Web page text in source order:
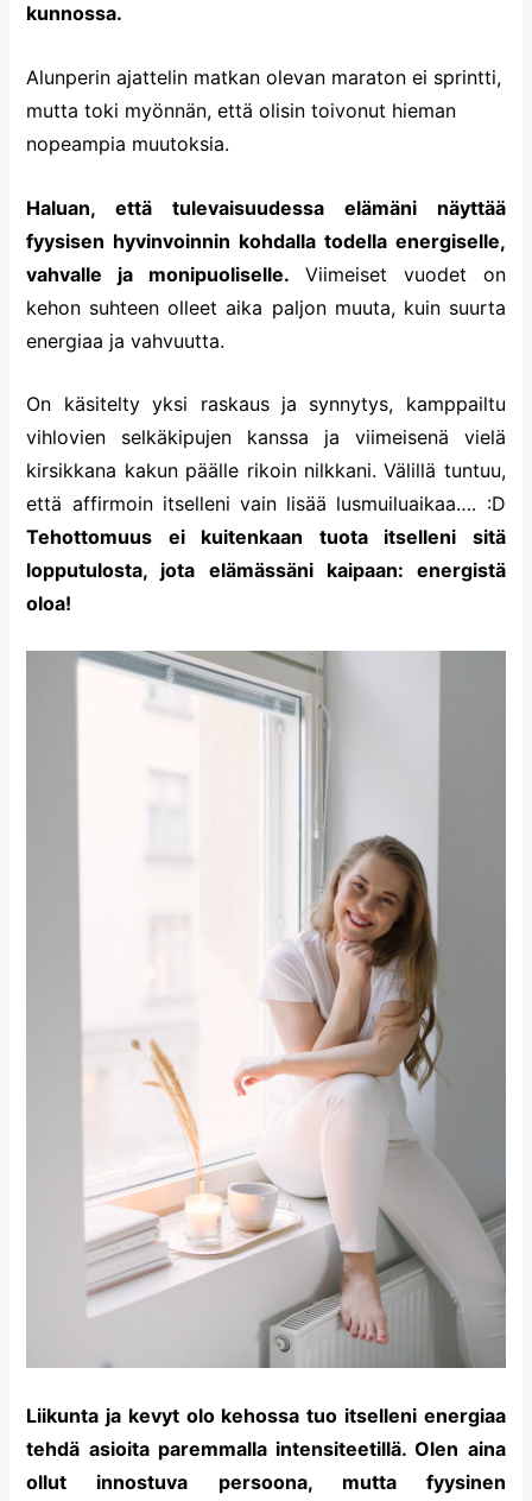
kunnossa.
Alunperin ajattelin matkan olevan maraton ei sprintti,
mutta toki myönnän, että olisin toivonut hieman
nopeampia muutoksia.
Haluan, että tulevaisuudessa elämäni näyttää
fyysisen hyvinvoinnin kohdalla todella energiselle,
vahvalle ja monipuoliselle. Viimeiset vuodet on
kehon suhteen olleet aika paljon muuta, kuin suurta
energiaa ja vahvuutta.
On käsitelty yksi raskaus ja synnytys, kamppailtu
vihlovien selkäkipujen kanssa ja viimeisenä vielä
kirsikkana kakun päälle rikoin nilkkani. Välillä tuntuu,
että affirmoin itselleni vain lisää lusmuiluaikaa…. :D
Tehottomuus ei kuitenkaan tuota itselleni sitä
lopputulosta, jota elämässäni kaipaan: energistä
oloa!
Liikunta ja kevyt olo kehossa tuo itselleni energiaa
tehdä asioita paremmalla intensiteetillä. Olen aina
ollut innostuva persoona, mutta fyysinen